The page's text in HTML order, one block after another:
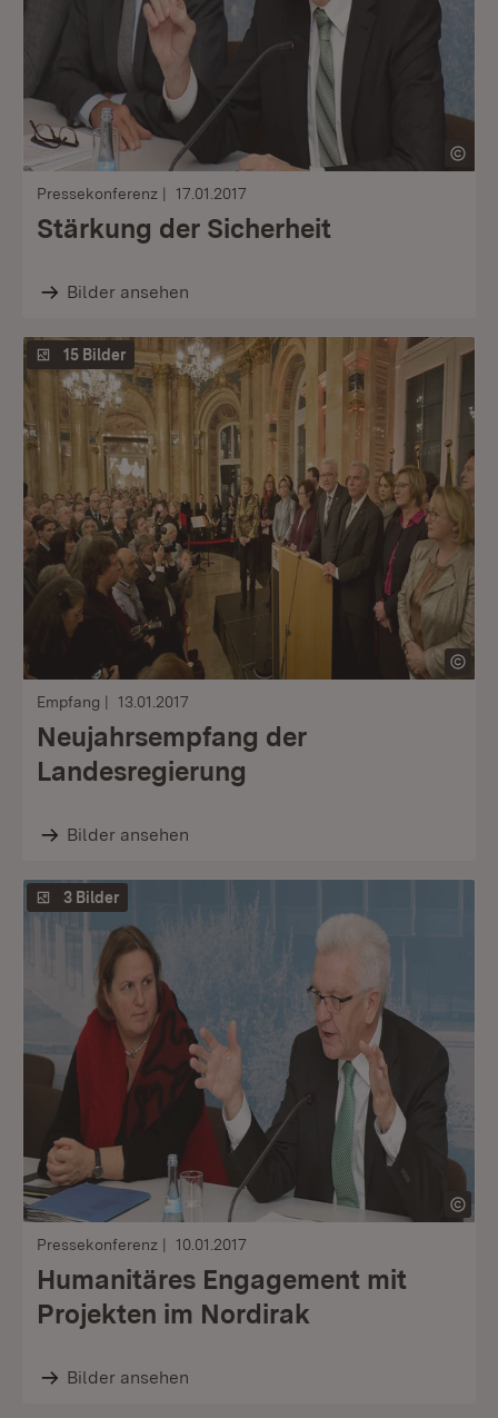
Pressekonferenz 17.01.2017
Stärkung der Sicherheit
Bilder ansehen
15 Bilder
Empfang 13.01.2017
Neujahrsempfang der
Landesregierung
Bilder ansehen
3 Bilder
Pressekonferenz 10.01.2017
Humanitäres Engagement mit
Projekten im Nordirak
Bilder ansehen